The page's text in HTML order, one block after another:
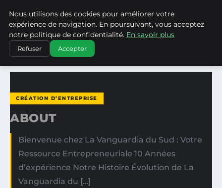
LA VANGUARDIA DEL SUR
ACCUEIL CRÉATION D’ENTREPRISE
CRÉATION D’ENTREPRISE
ABOUT
Bienvenue chez La Vanguardia du Sud : Votre
Ressource Entrepreneuriale 10 Années
d’expérience Notre Histoire Évolution de La
Vanguardia du […]
Nous utilisons des cookies pour améliorer votre
expérience de navigation. En poursuivant, vous acceptez
notre politique de confidentialité. En savoir plus
Refuser Accepter